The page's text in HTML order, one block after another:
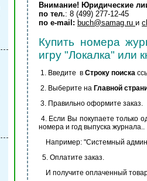
Внимание! Юридические
по тел.: 8 (499) 277-12-45
по e-mail: buch@samag.ru и
Купить номера
игру "Локалка" или
1. Введите в Строку поиска
2. Выберите на Главной
3. Правильно оформите заказ.
4. Если Вы покупаете только
номера и год выпуска журнала..
Например: "Системный
5. Оплатите заказ.
И получите оплаченный